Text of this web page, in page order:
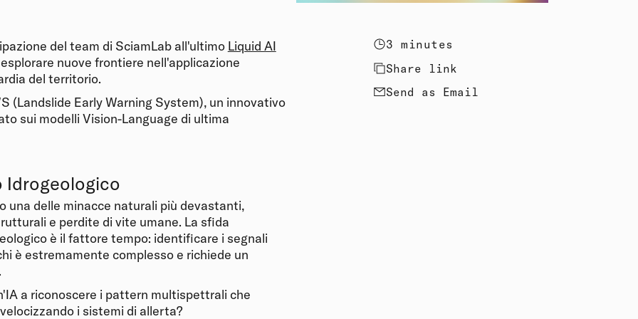
del team di SciamLab all'ultimo Liquid AI
nuove frontiere nell'applicazione
del territorio.
(Landslide Early Warning System), un innovativo
sui modelli Vision-Language di ultima
Idrogeologico
delle minacce naturali più devastanti,
e perdite di vite umane. La sfida
è il fattore tempo: identificare i segnali
è estremamente complesso e richiede un
a riconoscere i pattern multispettrali che
i sistemi di allerta?
3 minutes
Share link
Send as Email